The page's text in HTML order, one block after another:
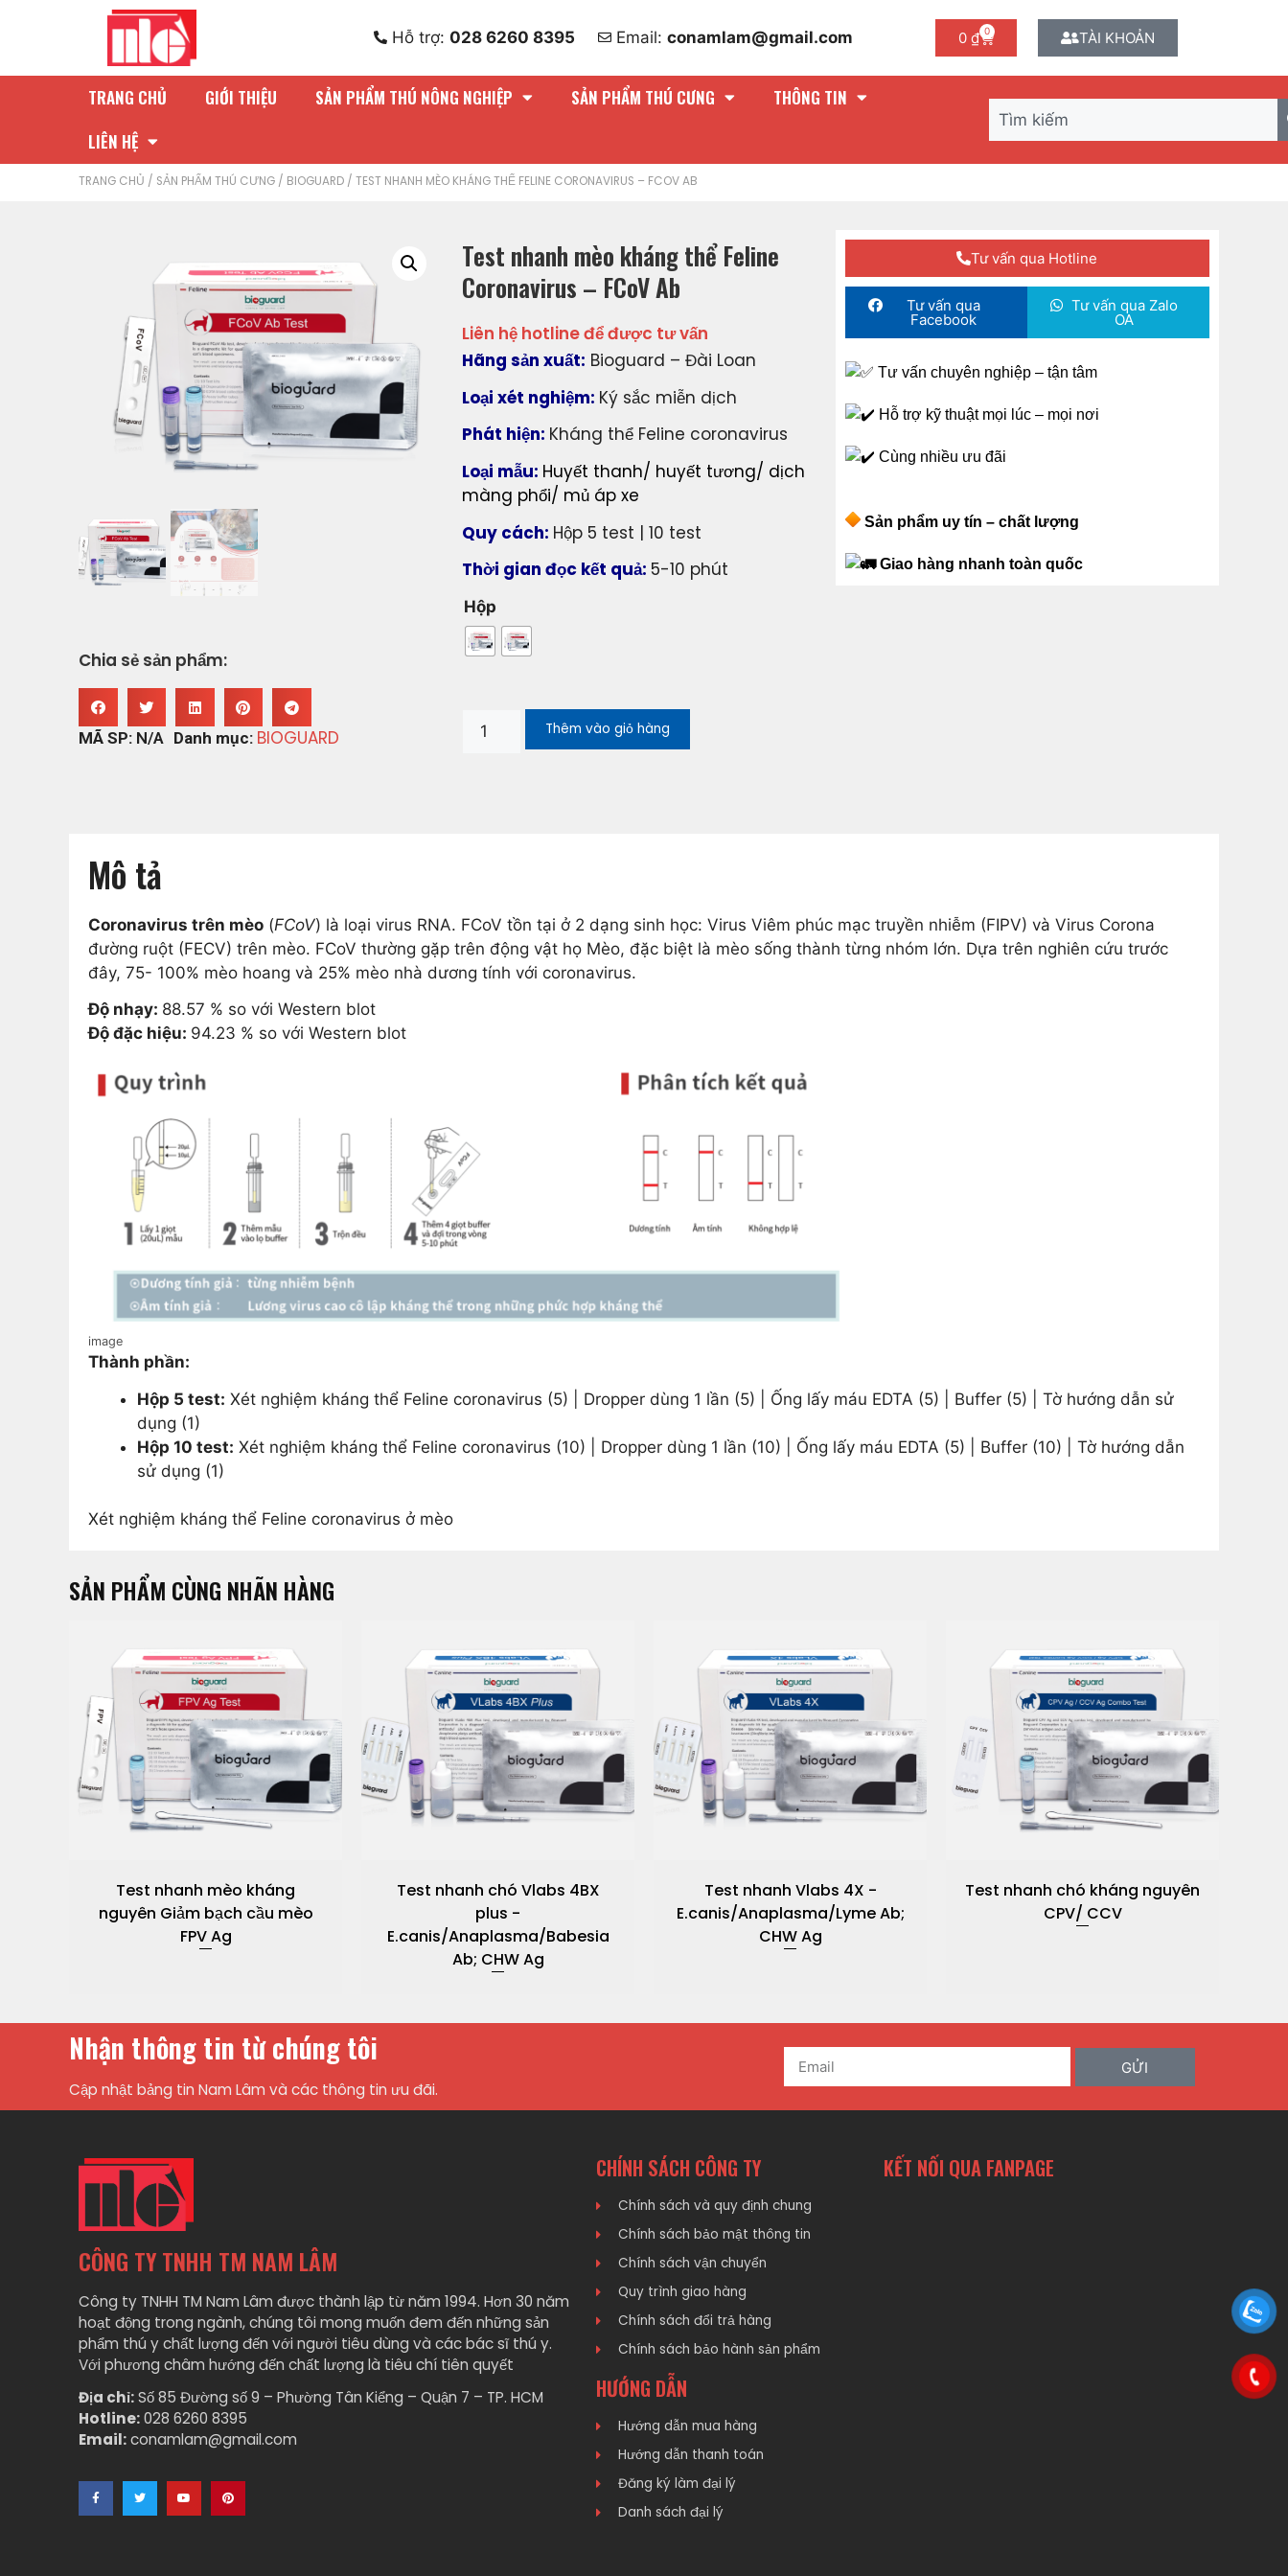
Hỗ trợ:028 6260 8395 Email: conamlam@gmail.com 0 ₫ 0 TÀI KHOẢN
TRANG CHỦ GIỚI THIỆU SẢN PHẨM THÚ NÔNG NGHIỆP SẢN PHẨM THÚ CƯNG
THÔNG TIN
LIÊN HỆ
TRANG CHỦ / SẢN PHẨM THÚ CƯNG / BIOGUARD / TEST NHANH MÈO KHÁNG THỂ FELINE CORONAVIRUS – FCOV AB
Chia sẻ sản phẩm:
MÃ SP: N/A Danh mục: BIOGUARD
Test nhanh mèo kháng thể Feline
Coronavirus – FCoV Ab
Liên hệ hotline để được tư vấn
Hãng sản xuất: Bioguard – Đài Loan
Loại xét nghiệm: Ký sắc miễn dịch
Phát hiện: Kháng thể Feline coronavirus
Loại mẫu: Huyết thanh/ huyết tương/ dịch
màng phổi/ mủ áp xe
Quy cách: Hộp 5 test | 10 test
Thời gian đọc kết quả: 5-10 phút
Hộp
Thêm vào giỏ hàng
Tư vấn qua Hotline
Tư vấn qua
Facebook
Tư vấn qua Zalo
OA
Tư vấn chuyên nghiệp – tận tâm
Hỗ trợ kỹ thuật mọi lúc – mọi nơi
Cùng nhiều ưu đãi
Sản phẩm uy tín – chất lượng
Giao hàng nhanh toàn quốc
Mô tả
Coronavirus trên mèo (FCoV) là loại virus RNA. FCoV tồn tại ở 2 dạng sinh học: Virus Viêm phúc mạc truyền nhiễm (FIPV) và Virus Corona
đường ruột (FECV) trên mèo. FCoV thường gặp trên động vật họ Mèo, đặc biệt là mèo sống thành từng nhóm lớn. Dựa trên nghiên cứu trước
đây, 75- 100% mèo hoang và 25% mèo nhà dương tính với coronavirus.
Độ nhạy: 88.57 % so với Western blot
Độ đặc hiệu: 94.23 % so với Western blot
image
Thành phần:
Hộp 5 test: Xét nghiệm kháng thể Feline coronavirus (5) | Dropper dùng 1 lần (5) | Ống lấy máu EDTA (5) | Buffer (5) | Tờ hướng dẫn sử
dụng (1)
Hộp 10 test: Xét nghiệm kháng thể Feline coronavirus (10) | Dropper dùng 1 lần (10) | Ống lấy máu EDTA (5) | Buffer (10) | Tờ hướng dẫn
sử dụng (1)
Xét nghiệm kháng thể Feline coronavirus ở mèo
SẢN PHẨM CÙNG NHÃN HÀNG
Test nhanh mèo kháng
nguyên Giảm bạch cầu mèo
FPV Ag
Test nhanh chó Vlabs 4BX
plus -
E.canis/Anaplasma/Babesia
Ab; CHW Ag
Test nhanh Vlabs 4X -
E.canis/Anaplasma/Lyme Ab;
CHW Ag
Test nhanh chó kháng nguyên
CPV/ CCV
Nhận thông tin từ chúng tôi
Cập nhật bảng tin Nam Lâm và các thông tin ưu đãi.
GỬI
CÔNG TY TNHH TM NAM LÂM
Công ty TNHH TM Nam Lâm được thành lập từ năm 1994. Hơn 30 năm
hoạt động trong ngành, chúng tôi mong muốn đem đến những sản
phẩm thú y chất lượng đến với người tiêu dùng và các bác sĩ thú y.
Với phương châm hướng đến chất lượng là tiêu chí tiên quyết
Địa chỉ:Số 85 Đường số 9 – Phường Tân Kiểng – Quận 7 – TP. HCM
Hotline:028 6260 8395
Email:conamlam@gmail.com
CHÍNH SÁCH CÔNG TY
Chính sách và quy định chung
Chính sách bảo mật thông tin
Chính sách vận chuyển
Quy trình giao hàng
Chính sách đổi trả hàng
Chính sách bảo hành sản phẩm
HƯỚNG DẪN
Hướng dẫn mua hàng
Hướng dẫn thanh toán
Đăng ký làm đại lý
Danh sách đại lý
KẾT NỐI QUA FANPAGE